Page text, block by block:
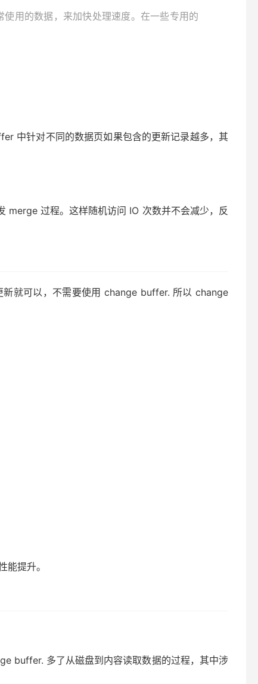
用的数据，来加快处理速度。在一些专用的
中针对不同的数据页如果包含的更新记录越多，其
merge 过程。这样随机访问 IO 次数并不会减少，反
新就可以，不需要使用 change buffer. 所以 change
提升。
buffer. 多了从磁盘到内容读取数据的过程，其中涉